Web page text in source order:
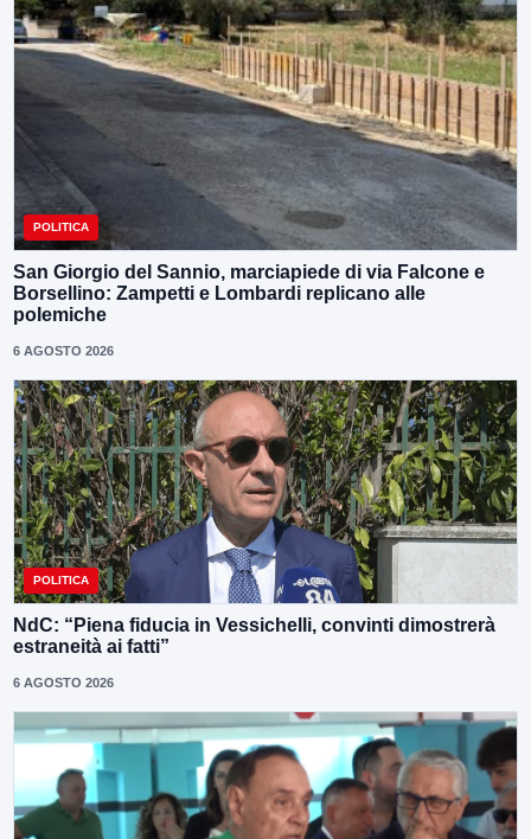
POLITICA
San Giorgio del Sannio, marciapiede di via Falcone e
Borsellino: Zampetti e Lombardi replicano alle
polemiche
6 AGOSTO 2026
POLITICA
NdC: “Piena fiducia in Vessichelli, convinti dimostrerà
estraneità ai fatti”
6 AGOSTO 2026